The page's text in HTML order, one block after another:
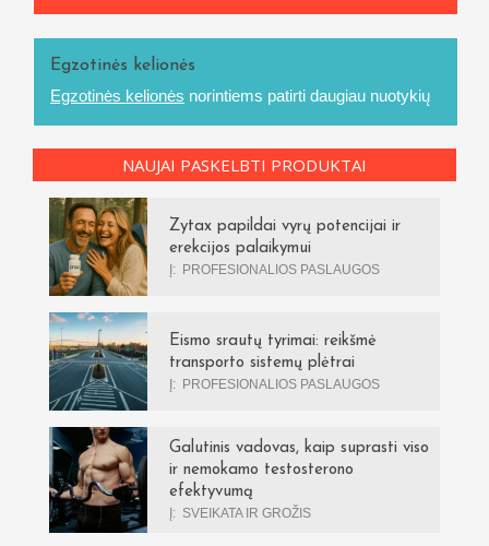
Egzotinės kelionės
Egzotinės kelionės norintiems patirti daugiau nuotykių
NAUJAI PASKELBTI PRODUKTAI
Zytax papildai vyrų potencijai ir
erekcijos palaikymui
Į: PROFESIONALIOS PASLAUGOS
Eismo srautų tyrimai: reikšmė
transporto sistemų plėtrai
Į: PROFESIONALIOS PASLAUGOS
Galutinis vadovas, kaip suprasti viso
ir nemokamo testosterono
efektyvumą
Į: SVEIKATA IR GROŽIS